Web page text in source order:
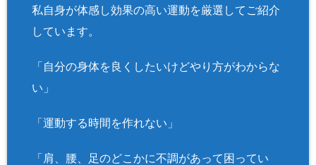
私自身が体感し効果の高い運動を厳選してご紹介
しています。
「自分の身体を良くしたいけどやり方がわからな
い」
「運動する時間を作れない」
「肩、腰、足のどこかに不調があって困ってい